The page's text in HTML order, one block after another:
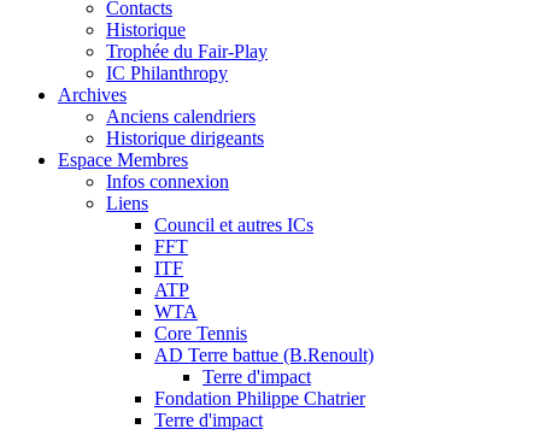
Contacts
Historique
Trophée du Fair-Play
IC Philanthropy
Archives
Anciens calendriers
Historique dirigeants
Espace Membres
Infos connexion
Liens
Council et autres ICs
FFT
ITF
ATP
WTA
Core Tennis
AD Terre battue (B.Renoult)
Terre d'impact
Fondation Philippe Chatrier
Terre d'impact